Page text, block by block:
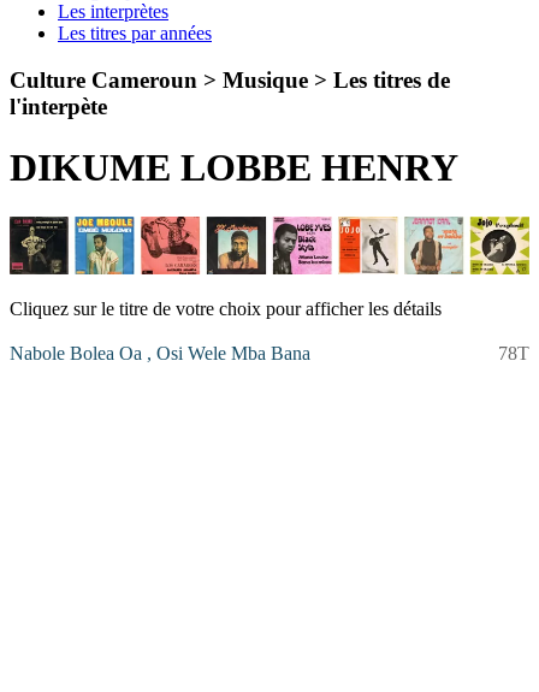
Les interprètes
Les titres par années
Culture Cameroun > Musique > Les titres de
l'interpète
DIKUME LOBBE HENRY
Cliquez sur le titre de votre choix pour afficher les détails
Nabole Bolea Oa , Osi Wele Mba Bana 78T